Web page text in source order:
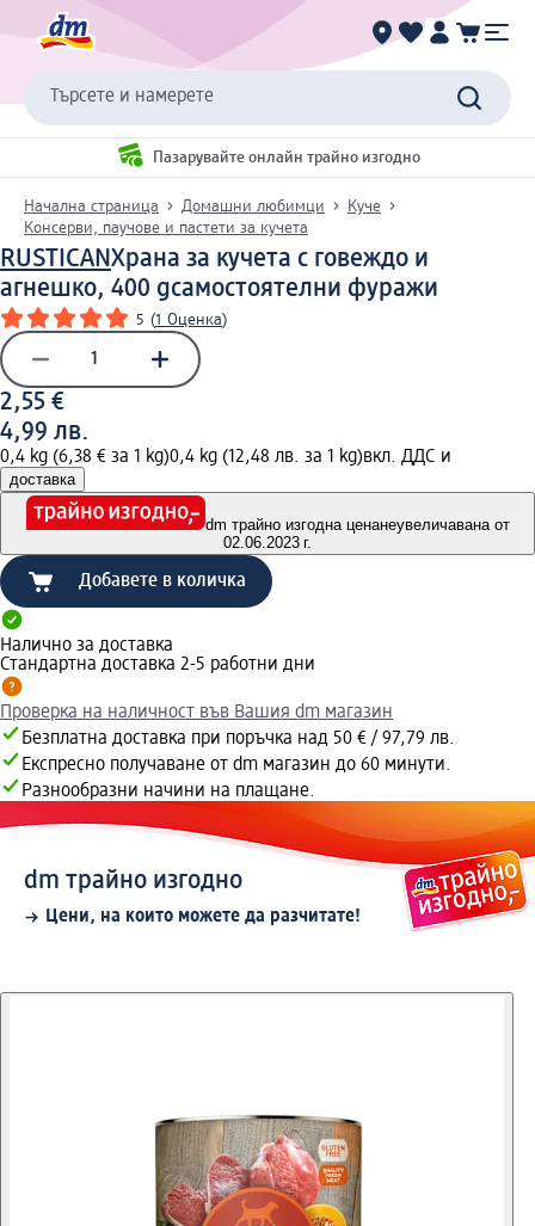
Търсете и намерете
Пазарувайте онлайн трайно изгодно
Начална страница Домашни любимци
Куче
Консерви, паучове и пастети за кучета
RUSTICANХрана за кучета с говеждо и
агнешко, 400 gсамостоятелни фуражи
5 (1 Оценка)
2,55 €
4,99 лв.
0,4 kg (6,38 € за 1 kg)0,4 kg (12,48 лв. за 1 kg)вкл. ДДС и
доставка
dm трайно изгодна ценанеувеличавана от
02.06.2023 г.
Добавете в количка
Налично за доставка
Стандартна доставка 2-5 работни дни
Проверка на наличност във Вашия dm магазин
Безплатна доставка при поръчка над 50 € / 97,79 лв.
Експресно получаване от dm магазин до 60 минути.
Разнообразни начини на плащане.
dm трайно изгодно
Цени, на които можете да разчитате!